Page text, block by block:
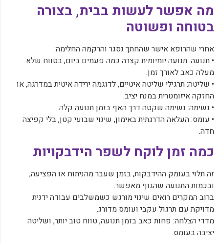
‏מה אפשר לעשות בבית, בצורה
בטוחה ופשוטה
‏אחרי שהרופא אישר שהחתך נסגר והרקמה החלימה:
‏• תנועה: תנועה יומיומית קצרה כמה פעמים ביום, בטווח שלא
מעלה כאב לאורך זמן.
‏• שליטה: תרגילי שליטה איטיים, לדוגמה ירידה איטית במדרגה, או
החזקה איזומטרית במנח יציב.
‏• נשימה: נשימה שקטה דרך האף בזמן תנועה קלה.
‏• עומס: העלאה הדרגתית באימון, שינוי שבועי קטן, בלי קפיצה
חדה.
‏כמה זמן לוקח לשפר הידבקויות
‏זה תלוי בעומק ההידבקות, בזמן שעבר מהניתוח או הפציעה,
ובכמות התנועה שהגוף מאפשר.
‏ברוב המקרים רואים שינוי מורגש כשמשלבים עבודה ידנית
מדויקת עם תרגול עקבי ועומס מדורג.
‏מדדי הצלחה: פחות כאב בזמן תנועה, טווח טוב יותר, ושליטה
יציבה בעומס.